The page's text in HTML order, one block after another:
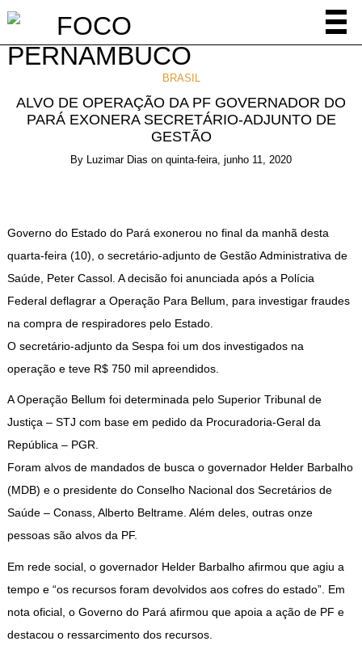
BRASIL
ALVO DE OPERAÇÃO DA PF GOVERNADOR DO
PARÁ EXONERA SECRETÁRIO-ADJUNTO DE
GESTÃO
By Luzimar Dias on quinta-feira, junho 11, 2020
Governo do Estado do Pará exonerou no final da manhã desta
quarta-feira (10), o secretário-adjunto de Gestão Administrativa de
Saúde, Peter Cassol. A decisão foi anunciada após a Polícia
Federal deflagrar a Operação Para Bellum, para investigar fraudes
na compra de respiradores pelo Estado.
O secretário-adjunto da Sespa foi um dos investigados na
operação e teve R$ 750 mil apreendidos.
A Operação Bellum foi determinada pelo Superior Tribunal de
Justiça – STJ com base em pedido da Procuradoria-Geral da
República – PGR.
Foram alvos de mandados de busca o governador Helder Barbalho
(MDB) e o presidente do Conselho Nacional dos Secretários de
Saúde – Conass, Alberto Beltrame. Além deles, outras onze
pessoas são alvos da PF.
Em rede social, o governador Helder Barbalho afirmou que agiu a
tempo e “os recursos foram devolvidos aos cofres do estado”. Em
nota oficial, o Governo do Pará afirmou que apoia a ação de PF e
destacou o ressarcimento dos recursos.